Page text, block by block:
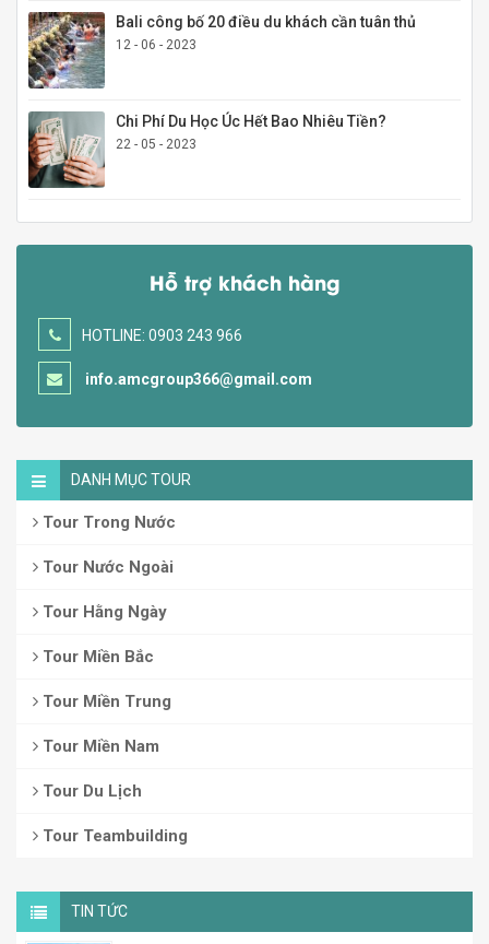
Bali công bố 20 điều du khách cần tuân thủ
12 - 06 - 2023
Chi Phí Du Học Úc Hết Bao Nhiêu Tiền?
22 - 05 - 2023
Hỗ trợ khách hàng
HOTLINE: 0903 243 966
info.amcgroup366@gmail.com
DANH MỤC TOUR
Tour Trong Nước
Tour Nước Ngoài
Tour Hằng Ngày
Tour Miền Bắc
Tour Miền Trung
Tour Miền Nam
Tour Du Lịch
Tour Teambuilding
TIN TỨC